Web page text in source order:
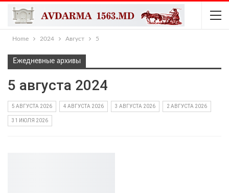
Home 2024 Август 5
Ежедневные архивы
5 августа 2024
5 АВГУСТА 2026 4 АВГУСТА 2026 3 АВГУСТА 2026 2 АВГУСТА 2026
31 ИЮЛЯ 2026